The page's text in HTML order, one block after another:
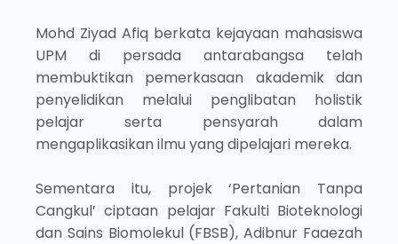
Mohd Ziyad Afiq berkata kejayaan mahasiswa
UPM di persada antarabangsa telah
membuktikan pemerkasaan akademik dan
penyelidikan melalui penglibatan holistik
pelajar serta pensyarah dalam
mengaplikasikan ilmu yang dipelajari mereka.
Sementara itu, projek ‘Pertanian Tanpa
Cangkul’ ciptaan pelajar Fakulti Bioteknologi
dan Sains Biomolekul (FBSB), Adibnur Faaezah